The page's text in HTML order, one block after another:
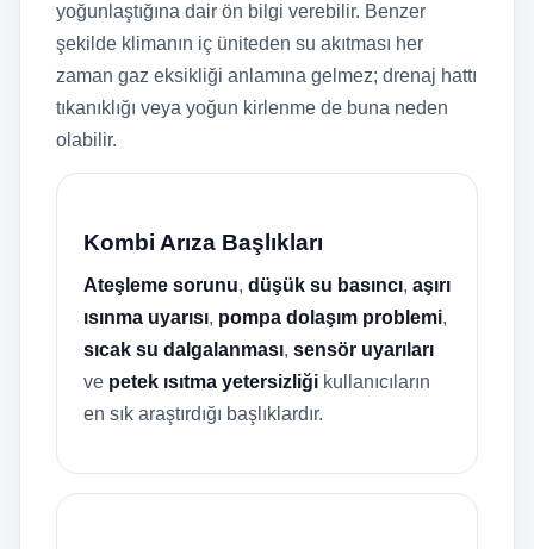
yoğunlaştığına dair ön bilgi verebilir. Benzer
şekilde klimanın iç üniteden su akıtması her
zaman gaz eksikliği anlamına gelmez; drenaj hattı
tıkanıklığı veya yoğun kirlenme de buna neden
olabilir.
Kombi Arıza Başlıkları
Ateşleme sorunu, düşük su basıncı, aşırı
ısınma uyarısı, pompa dolaşım problemi,
sıcak su dalgalanması, sensör uyarıları
ve petek ısıtma yetersizliği kullanıcıların
en sık araştırdığı başlıklardır.